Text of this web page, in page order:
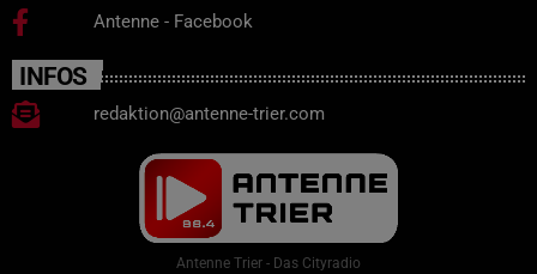
Antenne - Facebook
INFOS
redaktion@antenne-trier.com
Antenne Trier - Das Cityradio